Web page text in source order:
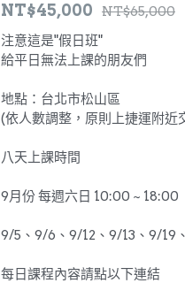
NT$45,000
NT$65,000
注意這是"假日班"
給平日無法上課的朋友們
地點：台北市松山區
(依人數調整，原則上捷運附近
八天上課時間
9月份 每週六日 10:00 ~ 18:00
9/5、9/6、9/12、9/13、9/19
每日課程內容請點以下連結